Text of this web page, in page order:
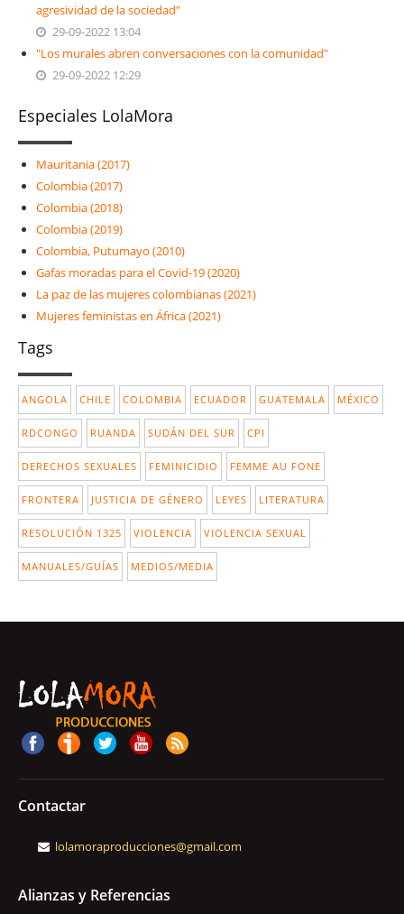
agresividad de la sociedad"
29-09-2022 13:04
"Los murales abren conversaciones con la comunidad"
29-09-2022 12:29
Especiales LolaMora
Mauritania (2017)
Colombia (2017)
Colombia (2018)
Colombia (2019)
Colombia, Putumayo (2010)
Gafas moradas para el Covid-19 (2020)
La paz de las mujeres colombianas (2021)
Mujeres feministas en África (2021)
Tags
ANGOLA CHILE COLOMBIA ECUADOR GUATEMALA MÉXICO
RDCONGO RUANDA SUDÁN DEL SUR CPI
DERECHOS SEXUALES FEMINICIDIO FEMME AU FONE
FRONTERA JUSTICIA DE GÉNERO LEYES LITERATURA
RESOLUCIÓN 1325 VIOLENCIA VIOLENCIA SEXUAL
MANUALES/GUÍAS MEDIOS/MEDIA
Contactar
lolamoraproducciones@gmail.com
Alianzas y Referencias